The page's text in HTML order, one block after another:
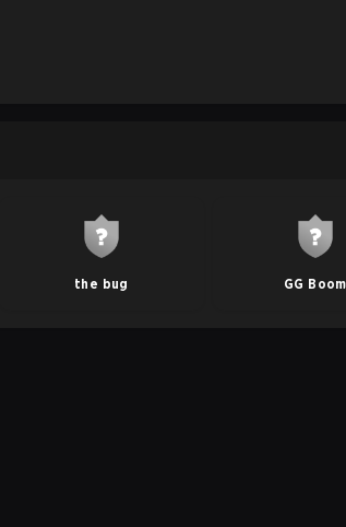
the bug GG Boom